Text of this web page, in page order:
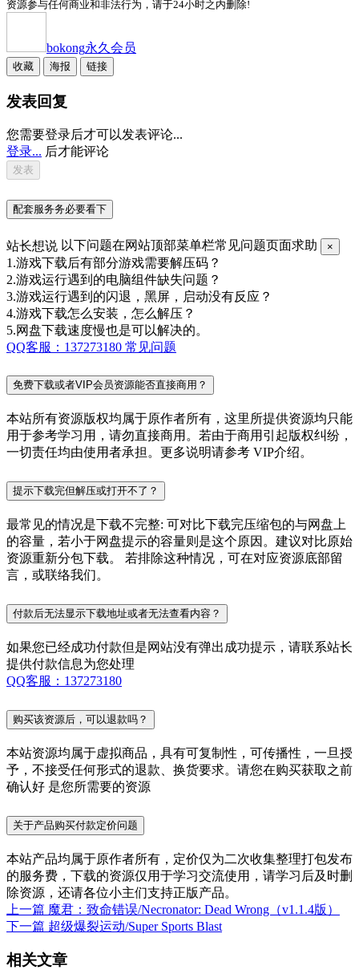
资源参与任何商业和非法行为，请于24小时之内删除!
bokong永久会员
收藏 海报 链接
发表回复
您需要登录后才可以发表评论...
登录... 后才能评论
配套服务务必要看下
站长想说 以下问题在网站顶部菜单栏常见问题页面求助 ×
1.游戏下载后有部分游戏需要解压码？
2.游戏运行遇到的电脑组件缺失问题？
3.游戏运行遇到的闪退，黑屏，启动没有反应？
4.游戏下载怎么安装，怎么解压？
5.网盘下载速度慢也是可以解决的。
QQ客服：137273180 常见问题
免费下载或者VIP会员资源能否直接商用？
本站所有资源版权均属于原作者所有，这里所提供资源均只能
用于参考学习用，请勿直接商用。若由于商用引起版权纠纷，
一切责任均由使用者承担。更多说明请参考 VIP介绍。
提示下载完但解压或打开不了？
最常见的情况是下载不完整: 可对比下载完压缩包的与网盘上
的容量，若小于网盘提示的容量则是这个原因。建议对比原始
资源重新分包下载。 若排除这种情况，可在对应资源底部留
言，或联络我们。
付款后无法显示下载地址或者无法查看内容？
如果您已经成功付款但是网站没有弹出成功提示，请联系站长
提供付款信息为您处理
QQ客服：137273180
购买该资源后，可以退款吗？
本站资源均属于虚拟商品，具有可复制性，可传播性，一旦授
予，不接受任何形式的退款、换货要求。请您在购买获取之前
确认好 是您所需要的资源
关于产品购买付款定价问题
本站产品均属于原作者所有，定价仅为二次收集整理打包发布
的服务费，下载的资源仅用于学习交流使用，请学习后及时删
除资源，还请各位小主们支持正版产品。
上一篇 魔君：致命错误/Necronator: Dead Wrong（v1.1.4版）
下一篇 超级爆裂运动/Super Sports Blast
相关文章